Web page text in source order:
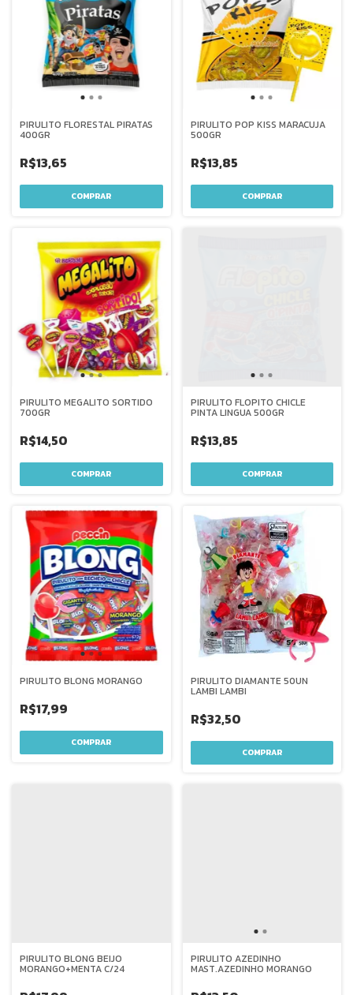
PIRULITO FLORESTAL PIRATAS
400GR
R$13,65
PIRULITO POP KISS MARACUJA
500GR
R$13,85
PIRULITO MEGALITO SORTIDO
700GR
R$14,50
PIRULITO FLOPITO CHICLE
PINTA LINGUA 500GR
R$13,85
PIRULITO BLONG MORANGO
R$17,99
PIRULITO DIAMANTE 50UN
LAMBI LAMBI
R$32,50
PIRULITO BLONG BEIJO
MORANGO+MENTA C/24
PIRULITO AZEDINHO
MAST.AZEDINHO MORANGO